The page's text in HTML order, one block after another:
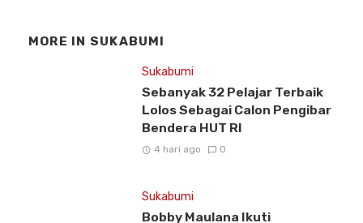
MORE IN SUKABUMI
Sukabumi
Sebanyak 32 Pelajar Terbaik
Lolos Sebagai Calon Pengibar
Bendera HUT RI
4 hari ago 0
Sukabumi
Bobby Maulana Ikuti